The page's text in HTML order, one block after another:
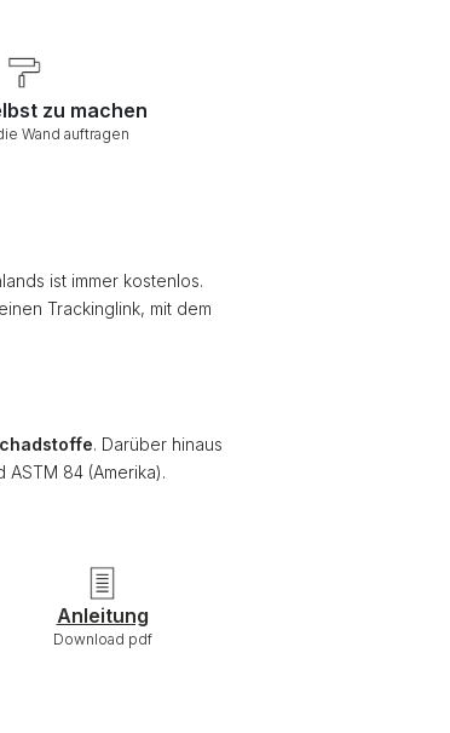
zu machen
Wand auftragen
ist immer kostenlos.
Trackinglink, mit dem
. Darüber hinaus
84 (Amerika).
Anleitung
Download pdf